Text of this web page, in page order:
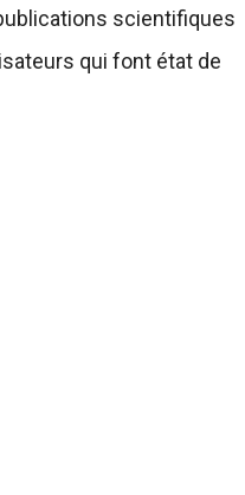
scientifiques
qui font état de